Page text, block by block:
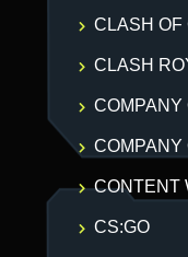
CLASH OF
CLASH
COMPANY
COMPANY
CONTENT
CS:GO